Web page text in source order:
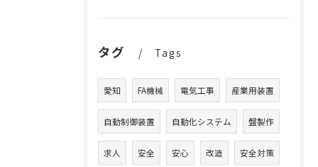
タグ Tags
愛知 FA機械 電気工事 産業用装置
自動制御装置 自動化システム 盤製作
求人 安全 安心 改造 安全対策